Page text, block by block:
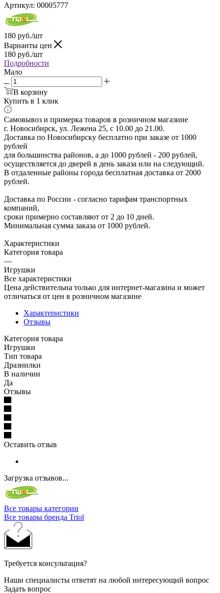
Артикул: 00005777
180 руб./шт
Варианты цен
180 руб./шт
Подробности
Мало
В корзину
Купить в 1 клик
Самовывоз и примерка товаров в розничном магазине
г. Новосибирск, ул. Лежена 25, с 10.00 до 21.00.
Доставка по Новосибирску бесплатно при заказе от 1000
рублей
для большинства районов, а до 1000 рублей - 200 рублей,
осуществляется до дверей в день заказа или на следующий.
В отдаленные районы города бесплатная доставка от 2000
рублей.
Доставка по России - согласно тарифам транспортных
компаний,
сроки примерно составляют от 2 до 10 дней.
Минимальная сумма заказа от 1000 рублей.
Характеристики
Категория товара
—
Игрушки
Все характеристики
Цена действительна только для интернет-магазина и может
отличаться от цен в розничном магазине
Характеристики
Отзывы
Категория товара
Игрушки
Тип товара
Дразнилки
В наличии
Да
Отзывы
Оставить отзыв
Загрузка отзывов...
Все товары категории
Все товары бренда Triol
Требуется консультация?
Наши специалисты ответят на любой интересующий вопрос
Задать вопрос